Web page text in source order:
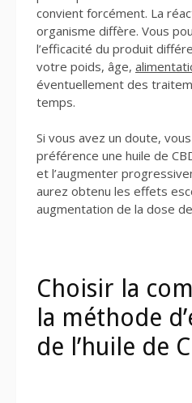
convient forcément. La
organisme diffère. Vous
l’efficacité du produit
votre poids, âge,
éventuellement des
temps.
Si vous avez un doute,
préférence une huile de
et l’augmenter
aurez obtenu les effets
augmentation de la dose
Choisir la
la méthode
de l’huile de